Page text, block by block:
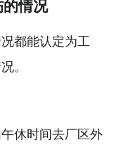
情况
都能认定为工
。
休时间去厂区外